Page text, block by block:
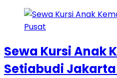
Sewa Kursi Anak
Setiabudi